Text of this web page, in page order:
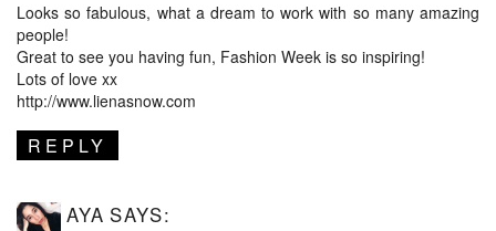
Looks so fabulous, what a dream to work with so many amazing
people!
Great to see you having fun, Fashion Week is so inspiring!
Lots of love xx
http://www.lienasnow.com
REPLY
AYA SAYS: